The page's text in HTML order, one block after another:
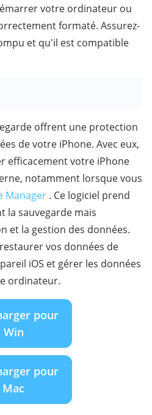
votre ordinateur ou
formaté. Assurez-
et qu'il est compatible
offrent une protection
de votre iPhone. Avec eux,
efficacement votre iPhone
notamment lorsque vous
Manager . Ce logiciel prend
la sauvegarde mais
et la gestion des données.
vos données de
iOS et gérer les données
ordinateur.
pour
Win
pour
Mac